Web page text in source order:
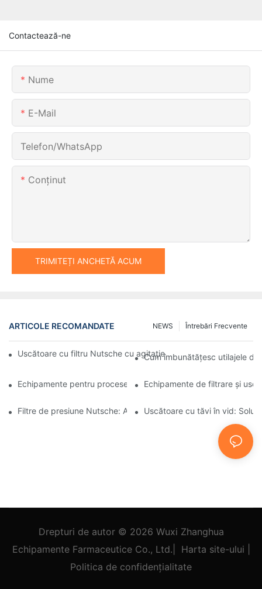
Contactează-ne
Nume
E-Mail
Telefon/WhatsApp
Conţinut
TRIMITEȚI ANCHETĂ ACUM
ARTICOLE RECOMANDATE Întrebări Frecvente
NEWS
Uscătoare cu filtru Nutsche cu agitație vs. alte metode de
Cum îmbunătățesc utilajele
Echipamente pentru procese industriale: Inovațiile modelează
Echipamente de filtrare și
Filtre de presiune Nutsche: Aplicații în industria chimică și
Uscătoare cu tăvi în vid:
Drepturi de autor © 2026 Wuxi Zhanghua
Echipamente Farmaceutice Co., Ltd.
Harta site-ului
Politica de confidențialitate